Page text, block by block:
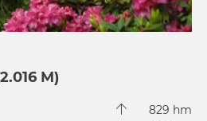
M)
829 hm